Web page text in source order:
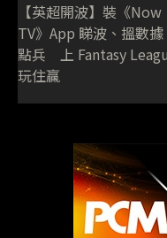
【英超開波】裝《Now
TV》App 睇波、搵數據
點兵 上 Fantasy
玩住贏